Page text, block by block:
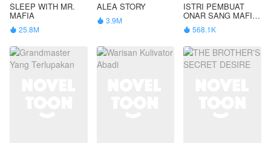
SLEEP WITH MR.
MAFIA
 25.8M
ALEA STORY
 3.9M
ISTRI PEMBUAT
ONAR SANG MAFIA
KEJAM
 568.1K